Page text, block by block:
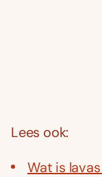
Lees ook:
Wat is